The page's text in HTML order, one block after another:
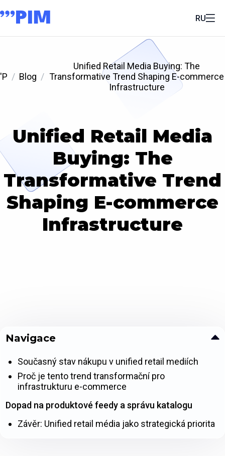
RU
'P Blog
Unified Retail Media Buying: The
Transformative Trend Shaping E-commerce
Infrastructure
Unified Retail Media
Buying: The
Transformative Trend
Shaping E-commerce
Infrastructure
Navigace
Současný stav nákupu v unified retail mediích
Proč je tento trend transformační pro
infrastrukturu e-commerce
Dopad na produktové feedy a správu katalogu
Závěr: Unified retail média jako strategická priorita